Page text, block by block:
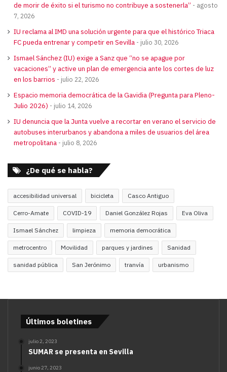
de morir de éxito si el turismo no contribuye a sostenerla”
agosto
7, 2026
IU reclama al IMD una solución urgente para que el histórico Triaca
FC pueda entrenar y competir en Sevilla
julio 30, 2026
Ismael Sánchez (IU) exige a Sanz que “no se apague por
vacaciones” y active un plan de emergencia ante los cortes de luz
en los barrios
julio 22, 2026
Espacio memoria democrática de la Gavidia (Pregunta para Pleno-
Julio 2026)
julio 14, 2026
IU denuncia que la Junta vuelve a recortar en verano el servicio de
autobuses interurbanos y abandona a miles de usuarios del área
metropolitana
julio 8, 2026
¿De qué se habla?
accesibilidad universal bicicleta Casco Antiguo
Cerro-Amate COVID-19 Daniel González Rojas Eva Oliva
Ismael Sánchez limpieza memoria democrática
metrocentro Movilidad parques y jardines Sanidad
sanidad pública San Jerónimo tranvía urbanismo
Últimos boletines
julio 2, 2023
SUMAR se presenta en Sevilla
junio 27, 2023